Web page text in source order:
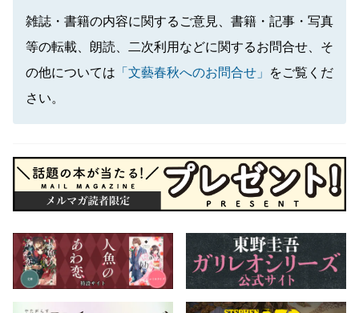
雑誌・書籍の内容に関するご意見、書籍・記事・写真
等の転載、朗読、二次利用などに関するお問合せ、そ
の他については 「文藝春秋へのお問合せ」
をご覧くだ
さい。